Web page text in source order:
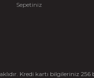
Sepetiniz
Kredi kartı bilgileriniz 256